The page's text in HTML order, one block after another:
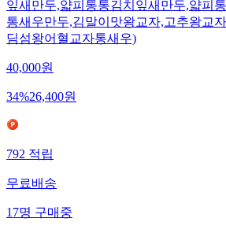
잎새만두,얇피통통김치잎새만두,얇피
통새우만두,김말이맛왕교자,고추왕교
딤섬왕어혈교자통새우)
40,000원
34%26,400원
792적립
무료배송
17명구매중